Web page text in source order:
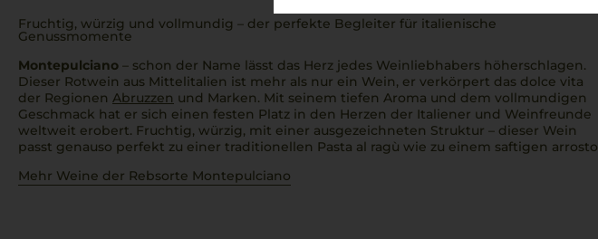
Fruchtig, würzig und vollmundig – der perfekte Begleiter für italienische
Genussmomente
Montepulciano – schon der Name lässt das Herz jedes Weinliebhabers höherschlagen.
Dieser Rotwein aus Mittelitalien ist mehr als nur ein Wein, er verkörpert das dolce vita
der Regionen Abruzzen und Marken. Mit seinem tiefen Aroma und dem vollmundigen
Geschmack hat er sich einen festen Platz in den Herzen der Italiener und Weinfreunde
weltweit erobert. Fruchtig, würzig, mit einer ausgezeichneten Struktur – dieser Wein
passt genauso perfekt zu einer traditionellen Pasta al ragù wie zu einem saftigen arrosto
Mehr Weine der Rebsorte Montepulciano